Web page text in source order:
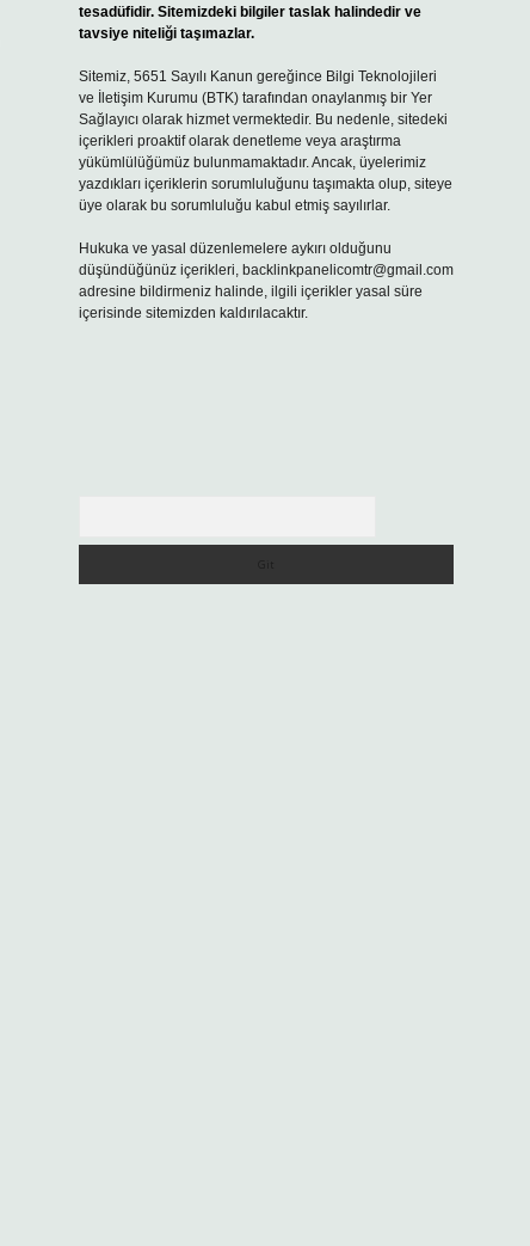
tesadüfidir. Sitemizdeki bilgiler taslak halindedir ve
tavsiye niteliği taşımazlar.
Sitemiz, 5651 Sayılı Kanun gereğince Bilgi Teknolojileri
ve İletişim Kurumu (BTK) tarafından onaylanmış bir Yer
Sağlayıcı olarak hizmet vermektedir. Bu nedenle, sitedeki
içerikleri proaktif olarak denetleme veya araştırma
yükümlülüğümüz bulunmamaktadır. Ancak, üyelerimiz
yazdıkları içeriklerin sorumluluğunu taşımakta olup, siteye
üye olarak bu sorumluluğu kabul etmiş sayılırlar.
Hukuka ve yasal düzenlemelere aykırı olduğunu
düşündüğünüz içerikleri, backlinkpanelicomtr@gmail.com
adresine bildirmeniz halinde, ilgili içerikler yasal süre
içerisinde sitemizden kaldırılacaktır.